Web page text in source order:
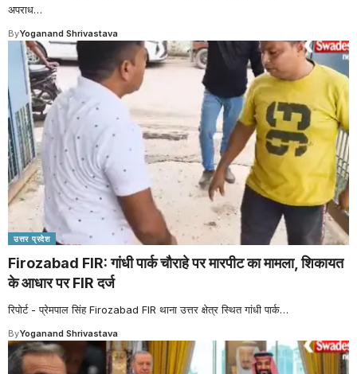
अपराध…
ByYoganand Shrivastava
उत्तर प्रदेश
Firozabad FIR: गांधी पार्क चौराहे पर मारपीट का मामला, शिकायत
के आधार पर FIR दर्ज
रिपोर्ट - प्रेमपाल सिंह Firozabad FIR थाना उत्तर क्षेत्र स्थित गांधी पार्क…
ByYoganand Shrivastava